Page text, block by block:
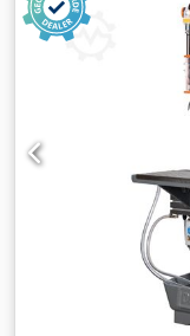
universeeltafel -
smering,
schakelkast -
verticale freeskop -
elektrische
Bedieningspaneel
stopknop en
Nieuwe